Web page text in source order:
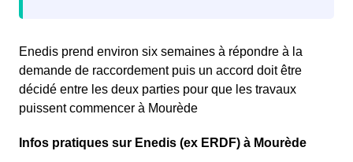
Enedis prend environ six semaines à répondre à la
demande de raccordement puis un accord doit être
décidé entre les deux parties pour que les travaux
puissent commencer à Mourède
Infos pratiques sur Enedis (ex ERDF) à Mourède